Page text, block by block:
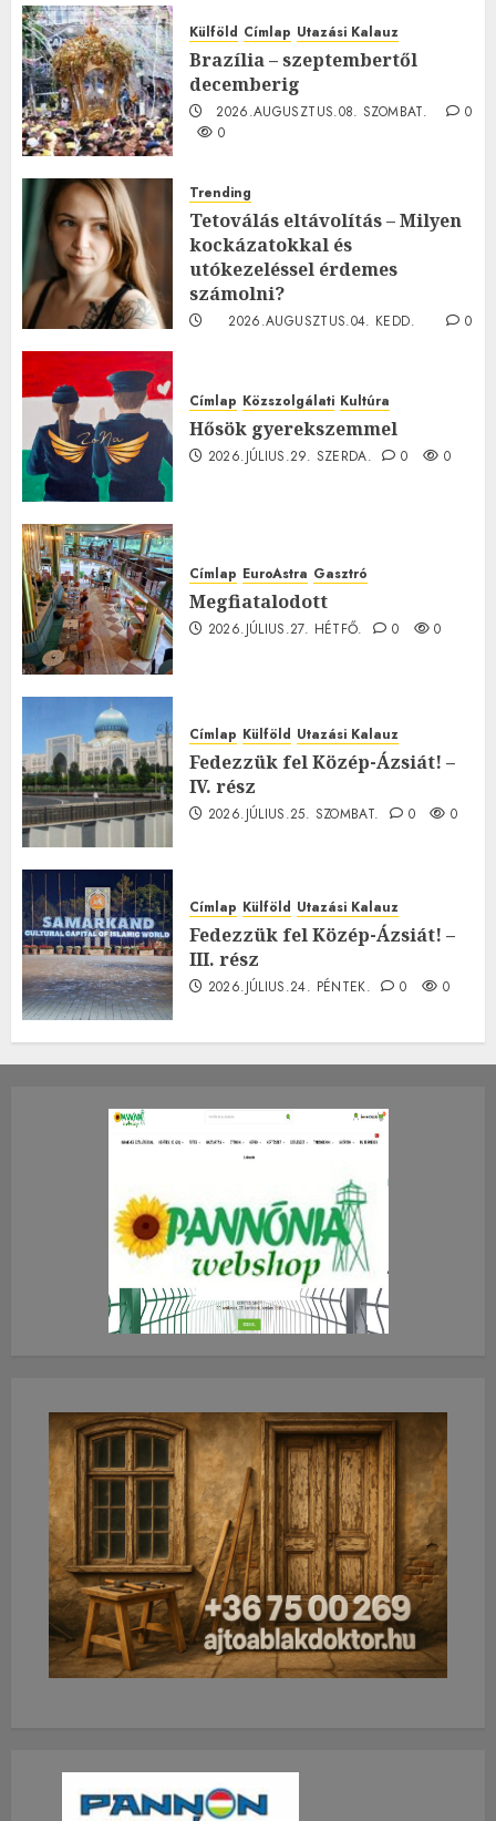
Külföld Címlap Utazási Kalauz
Brazília – szeptembertől
decemberig
2026.AUGUSZTUS.08. SZOMBAT.
0
0
Trending
Tetoválás eltávolítás – Milyen
kockázatokkal és
utókezeléssel érdemes
számolni?
2026.AUGUSZTUS.04. KEDD.
0
Címlap Közszolgálati Kultúra
Hősök gyerekszemmel
2026.JÚLIUS.29. SZERDA. 0 0
Címlap EuroAstra Gasztró
Megfiatalodott
2026.JÚLIUS.27. HÉTFŐ. 0 0
Címlap Külföld Utazási Kalauz
Fedezzük fel Közép-Ázsiát! –
IV. rész
2026.JÚLIUS.25. SZOMBAT. 0 0
Címlap Külföld Utazási Kalauz
Fedezzük fel Közép-Ázsiát! –
III. rész
2026.JÚLIUS.24. PÉNTEK. 0 0